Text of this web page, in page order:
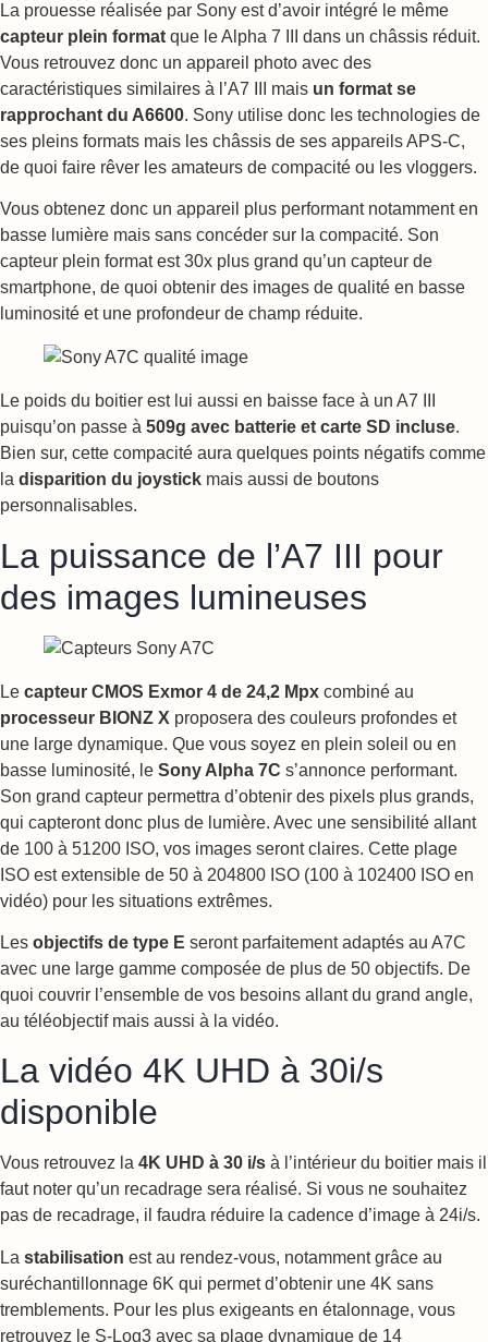
La prouesse réalisée par Sony est d’avoir intégré le même
capteur plein format que le Alpha 7 III dans un châssis réduit.
Vous retrouvez donc un appareil photo avec des
caractéristiques similaires à l’A7 III mais un format se
rapprochant du A6600. Sony utilise donc les technologies de
ses pleins formats mais les châssis de ses appareils APS-C,
de quoi faire rêver les amateurs de compacité ou les vloggers.
Vous obtenez donc un appareil plus performant notamment en
basse lumière mais sans concéder sur la compacité. Son
capteur plein format est 30x plus grand qu’un capteur de
smartphone, de quoi obtenir des images de qualité en basse
luminosité et une profondeur de champ réduite.
Le poids du boitier est lui aussi en baisse face à un A7 III
puisqu’on passe à 509g avec batterie et carte SD incluse.
Bien sur, cette compacité aura quelques points négatifs comme
la disparition du joystick mais aussi de boutons
personnalisables.
La puissance de l’A7 III pour
des images lumineuses
Le capteur CMOS Exmor 4 de 24,2 Mpx combiné au
processeur BIONZ X proposera des couleurs profondes et
une large dynamique. Que vous soyez en plein soleil ou en
basse luminosité, le Sony Alpha 7C s’annonce performant.
Son grand capteur permettra d’obtenir des pixels plus grands,
qui capteront donc plus de lumière. Avec une sensibilité allant
de 100 à 51200 ISO, vos images seront claires. Cette plage
ISO est extensible de 50 à 204800 ISO (100 à 102400 ISO en
vidéo) pour les situations extrêmes.
Les objectifs de type E seront parfaitement adaptés au A7C
avec une large gamme composée de plus de 50 objectifs. De
quoi couvrir l’ensemble de vos besoins allant du grand angle,
au téléobjectif mais aussi à la vidéo.
La vidéo 4K UHD à 30i/s
disponible
Vous retrouvez la 4K UHD à 30 i/s à l’intérieur du boitier mais il
faut noter qu’un recadrage sera réalisé. Si vous ne souhaitez
pas de recadrage, il faudra réduire la cadence d’image à 24i/s.
La stabilisation est au rendez-vous, notamment grâce au
suréchantillonnage 6K qui permet d’obtenir une 4K sans
tremblements. Pour les plus exigeants en étalonnage, vous
retrouvez le S-Log3 avec sa plage dynamique de 14